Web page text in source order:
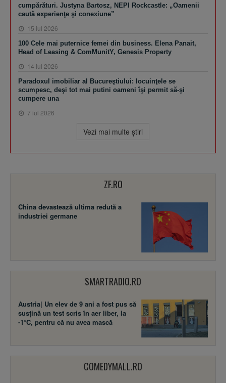
cumpărături. Justyna Bartosz, NEPI Rockcastle: „Oamenii
caută experienţe şi conexiune”
15 iul 2026
100 Cele mai puternice femei din business. Elena Panait,
Head of Leasing & ComMunitY, Genesis Property
14 iul 2026
Paradoxul imobiliar al Bucureştiului: locuinţele se
scumpesc, deşi tot mai putini oameni îşi permit să-şi
cumpere una
7 iul 2026
Vezi mai multe ştiri
ZF.RO
China devastează ultima redută a
industriei germane
SMARTRADIO.RO
Austria| Un elev de 9 ani a fost pus să
susţină un test scris în aer liber, la
-1°C, pentru că nu avea mască
COMEDYMALL.RO